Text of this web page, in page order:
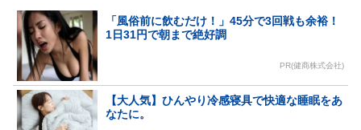
「風俗前に飲むだけ！」45分で3回戦も余裕！
1日31円で朝まで絶好調
PR(健商株式会社)
【大人気】ひんやり冷感寝具で快適な睡眠をあ
なたに。